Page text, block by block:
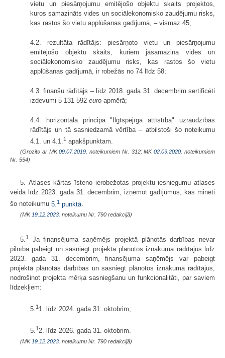
vietu un piesārņojumu emitējošo objektu skaits projektos,
kuros samazināts vides un sociālekonomisko zaudējumu risks,
kas rastos šo vietu applūšanas gadījumā, – vismaz 45;
4.2. rezultāta rādītājs: piesārņoto vietu un piesārņojumu
emitējošo objektu skaits, kuriem jāsamazina vides un
sociālekonomisko zaudējumu risks, kas rastos šo vietu
applūšanas gadījumā, ir robežās no 74 līdz 58;
4.3. finanšu rādītājs – līdz 2018. gada 31. decembrim sertificēti
izdevumi 5 131 592 euro apmērā;
4.4. horizontālā principa "Ilgtspējīga attīstība" uzraudzības
rādītājs un tā sasniedzamā vērtība – atbilstoši šo noteikumu
4.1. un 4.1.1 apakšpunktam.
(Grozīts ar MK09.07.2019. noteikumiem Nr. 312; MK02.09.2020. noteikumiem
Nr. 554)
5. Atlases kārtas īsteno ierobežotas projektu iesniegumu atlases
veidā līdz 2023. gada 31. decembrim, izņemot gadījumus, kas minēti
šo noteikumu 5. 1 punktā.
(MK 19.12.2023. noteikumu Nr. 790 redakcijā)
5. 1
Ja finansējuma saņēmējs projektā plānotās darbības nevar
pilnībā pabeigt un sasniegt projektā plānotos iznākuma rādītājus līdz
2023. gada 31. decembrim, finansējuma saņēmējs var pabeigt
projektā plānotās darbības un sasniegt plānotos iznākuma rādītājus,
nodrošinot projekta mērķa sasniegšanu un funkcionalitāti, par saviem
līdzekļiem:
5.1 1. līdz 2024. gada 31. oktobrim;
5.1 2. līdz 2026. gada 31. oktobrim.
(MK 19.12.2023. noteikumu Nr. 790 redakcijā)